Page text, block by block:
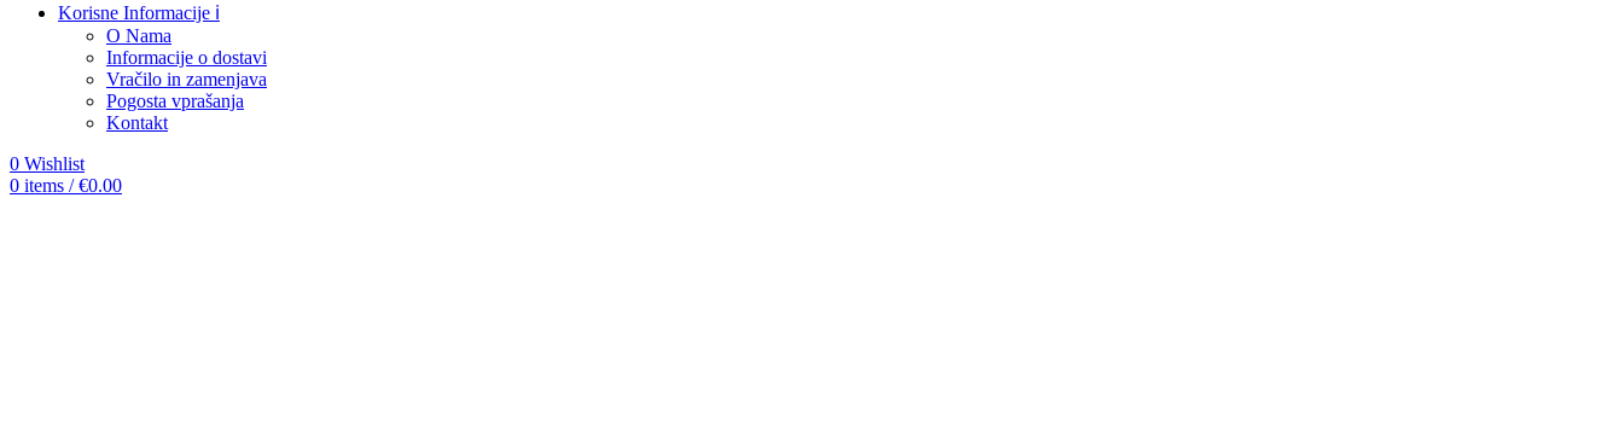
Korisne Informacije ℹ️
O Nama
Informacije o dostavi
Vračilo in zamenjava
Pogosta vprašanja
Kontakt
0 Wishlist
0 items / €0.00